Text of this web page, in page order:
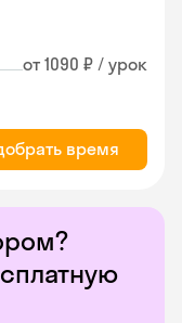
от 1090 ₽ / урок
время